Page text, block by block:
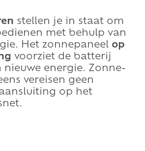
stellen je in staat om
met behulp van
Het zonnepaneel op
voorziet de batterij
nieuwe energie. Zonne-
vereisen geen
op het